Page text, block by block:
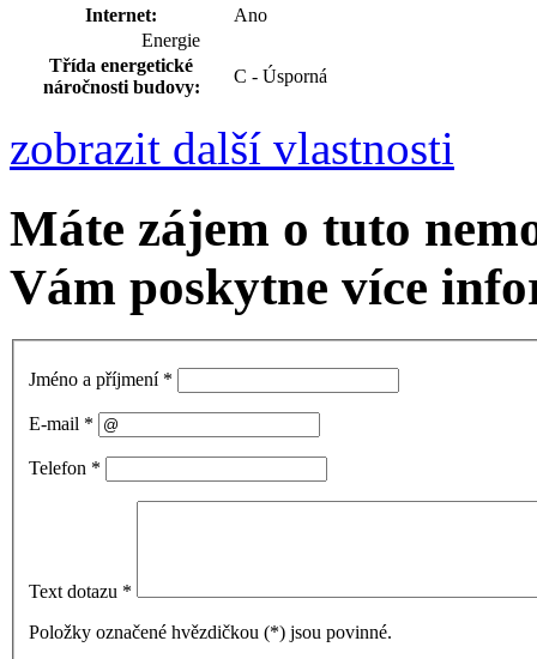
Internet:
Ano
Energie
Třída energetické
náročnosti budovy:
C - Úsporná
zobrazit další vlastnosti
Máte zájem o tuto
Vám poskytne více
Jméno a příjmení *
E-mail *
Telefon *
Text dotazu *
Položky označené hvězdičkou (*) jsou povinné.